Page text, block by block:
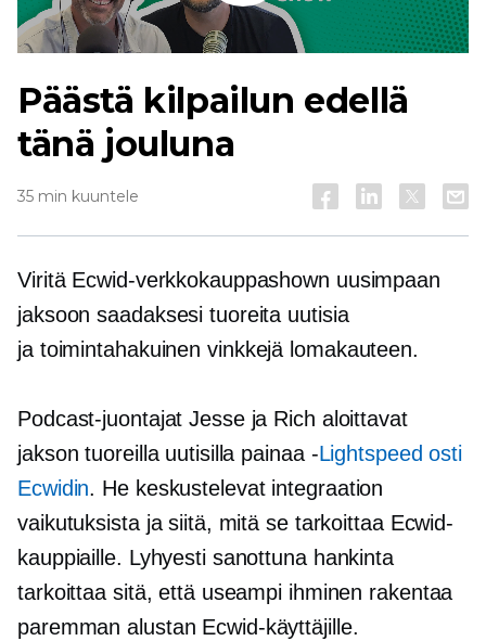
Kuuntele
Päästä kilpailun edellä
tänä jouluna
35 min kuuntele
Viritä Ecwid-verkkokauppashown uusimpaan
jaksoon saadaksesi tuoreita uutisia
ja toimintahakuinen vinkkejä lomakauteen.
Podcast-juontajat Jesse ja Rich aloittavat
jakson tuoreilla uutisilla painaa -Lightspeed osti
Ecwidin. He keskustelevat integraation
vaikutuksista ja siitä, mitä se tarkoittaa Ecwid-
kauppiaille. Lyhyesti sanottuna hankinta
tarkoittaa sitä, että useampi ihminen rakentaa
paremman alustan Ecwid-käyttäjille.